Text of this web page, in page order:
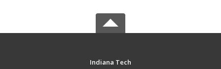
Indiana Tech